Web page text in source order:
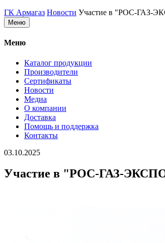
ГК Армагаз Новости Участие в "РОС-ГАЗ-
Меню
Меню
Каталог продукции
Производители
Сертификаты
Новости
Медиа
О компании
Доставка
Помощь и поддержка
Контакты
03.10.2025
Участие в "РОС-ГАЗ-